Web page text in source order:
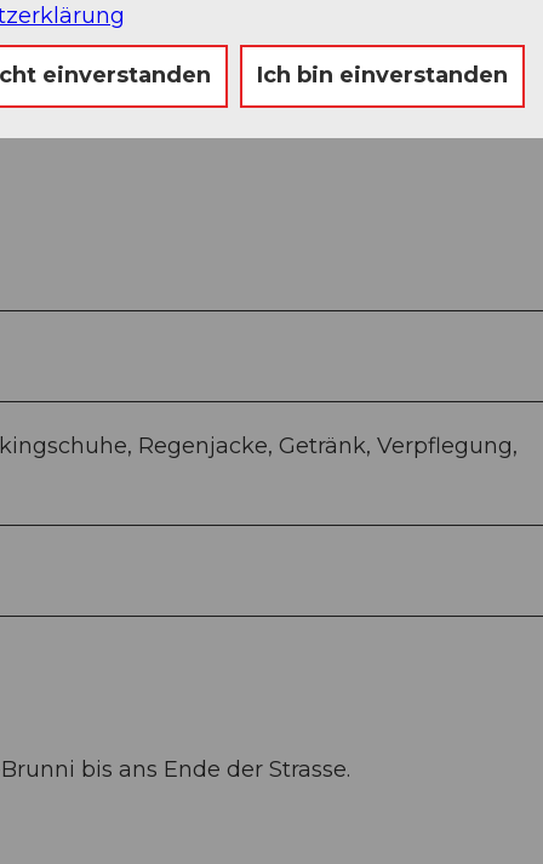
Regenjacke, Getränk, Verpflegung,
bis ans Ende der Strasse.
einverstanden Ich bin einverstanden